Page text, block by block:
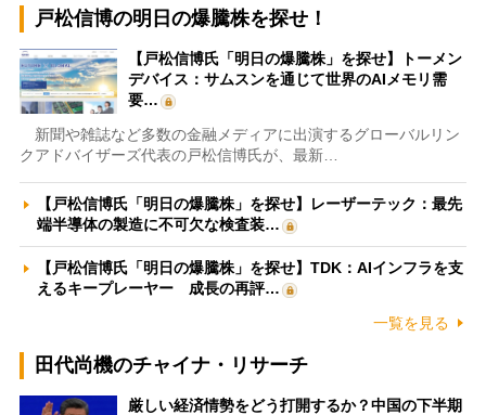
戸松信博の明日の爆騰株を探せ！
【戸松信博氏「明日の爆騰株」を探せ】トーメン
デバイス：サムスンを通じて世界のAIメモリ需
要…
新聞や雑誌など多数の金融メディアに出演するグローバルリン
クアドバイザーズ代表の戸松信博氏が、最新…
【戸松信博氏「明日の爆騰株」を探せ】レーザーテック：最先
端半導体の製造に不可欠な検査装…
【戸松信博氏「明日の爆騰株」を探せ】TDK：AIインフラを支
えるキープレーヤー 成長の再評…
一覧を見る
田代尚機のチャイナ・リサーチ
厳しい経済情勢をどう打開するか？中国の下半期